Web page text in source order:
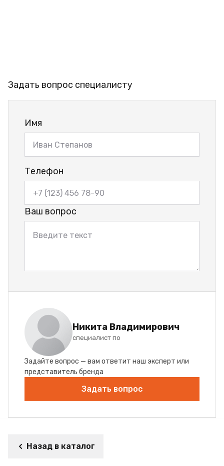
Задать вопрос специалисту
Имя
Телефон
Ваш вопрос
Никита Владимирович
специалист по
Задайте вопрос — вам ответит наш эксперт или
представитель бренда
Задать вопрос
Назад в каталог